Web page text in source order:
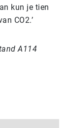
kun je tien
CO2.’
A114